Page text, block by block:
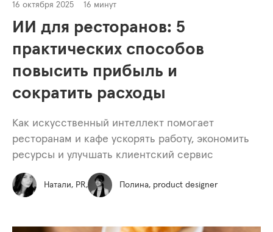
16 октября 2025 16 минут
ИИ для ресторанов: 5
практических способов
повысить прибыль и
сократить расходы
Как искусственный интеллект помогает
ресторанам и кафе ускорять работу, экономить
ресурсы и улучшать клиентский сервис
Натали, PR, Полина, product designer